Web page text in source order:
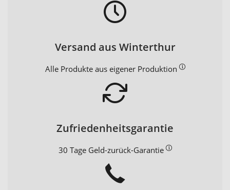
Versand aus Winterthur
Alle Produkte aus eigener Produktion
Zufriedenheitsgarantie
30 Tage Geld-zurück-Garantie